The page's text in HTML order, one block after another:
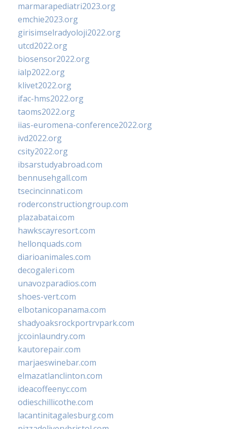
marmarapediatri2023.org
emchie2023.org
girisimselradyoloji2022.org
utcd2022.org
biosensor2022.org
ialp2022.org
klivet2022.org
ifac-hms2022.org
taoms2022.org
iias-euromena-conference2022.org
ivd2022.org
csity2022.org
ibsarstudyabroad.com
bennusehgall.com
tsecincinnati.com
roderconstructiongroup.com
plazabatai.com
hawkscayresort.com
hellonquads.com
diarioanimales.com
decogaleri.com
unavozparadios.com
shoes-vert.com
elbotanicopanama.com
shadyoaksrockportrvpark.com
jccoinlaundry.com
kautorepair.com
marjaeswinebar.com
elmazatlanclinton.com
ideacoffeenyc.com
odieschillicothe.com
lacantinitagalesburg.com